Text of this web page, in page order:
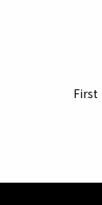
岸、人口少，
到斷層有明顯
活躍，地震活
First